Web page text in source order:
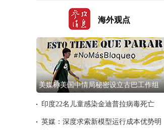
海外观点
美媒称美国中情局秘密设立古巴工作组
印度22名儿童感染金迪普拉病毒死亡
英媒：深度求索新模型运行成本优势明